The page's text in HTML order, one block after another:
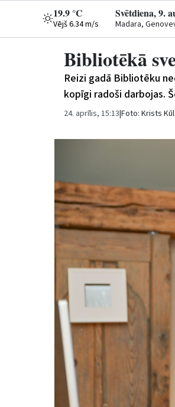
19.9 °C
Vējš 6.34 m/s
Svētdiena, 9.
Madara,
Bibliotēkā
Reizi gadā Bibliotēku
kopīgi radoši darbojas.
24. aprīlis, 15:13|Foto: Krists